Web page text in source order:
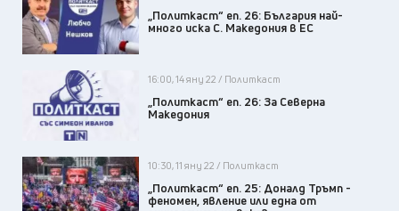
„Политкаст“ еп. 26: България най-
много иска С. Македония в ЕС
16:00, 14 яну 22 / Политкаст
„Политкаст“ еп. 26: За Северна
Македония
10:30, 11 яну 22 / Политкаст
„Политкаст“ еп. 25: Доналд Тръмп -
феномен, явление или една от